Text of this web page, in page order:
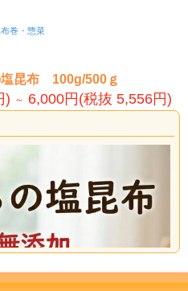
巻・惣菜
塩昆布 100g/500ｇ
) ～ 6,000円(税抜 5,556円)